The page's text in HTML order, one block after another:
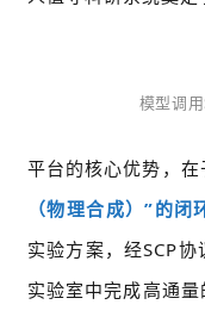
模型调
平台的核心优势，在
（物理合成）”的闭
实验方案，经SCP
实验室中完成高通